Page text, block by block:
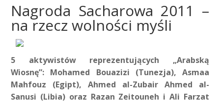
Nagroda Sacharowa 2011 –
na rzecz wolności myśli
5 aktywistów reprezentujących „Arabską
Wiosnę”: Mohamed Bouazizi (Tunezja), Asmaa
Mahfouz (Egipt), Ahmed al-Zubair Ahmed al-
Sanusi (Libia) oraz Razan Zeitouneh i Ali Farzat